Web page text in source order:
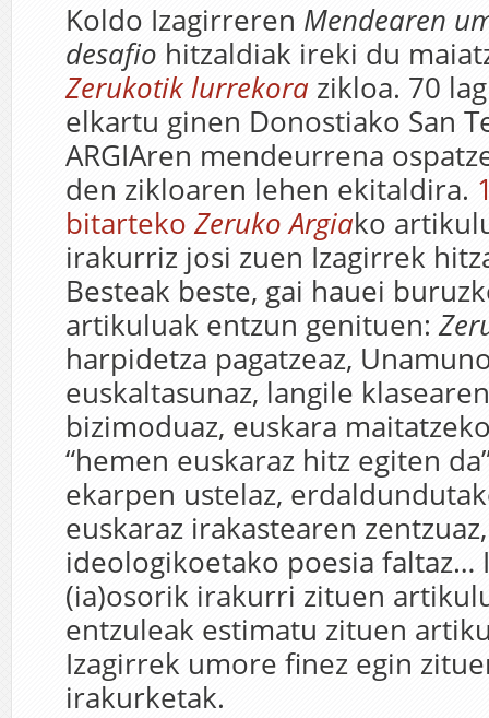
Koldo Izagirreren Mendearen
desafio hitzaldiak ireki du
Zerukotik lurrekora zikloa. 70
elkartu ginen Donostiako San
ARGIAren mendeurrena
den zikloaren lehen ekitaldira.
bitarteko Zeruko Argiako
irakurriz josi zuen Izagirrek
Besteak beste, gai hauei
artikuluak entzun genituen:
harpidetza pagatzeaz,
euskaltasunaz, langile
bizimoduaz, euskara
“hemen euskaraz hitz egiten
ekarpen ustelaz,
euskaraz irakastearen
ideologikoetako poesia faltaz…
(ia)osorik irakurri zituen
entzuleak estimatu zituen
Izagirrek umore finez egin
irakurketak.